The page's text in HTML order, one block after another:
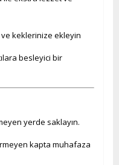
ve keklerinize ekleyin
besleyici bir
yerde saklayın.
kapta muhafaza